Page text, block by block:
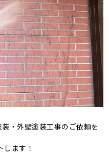
・外壁塗装工事のご依頼を
ます！